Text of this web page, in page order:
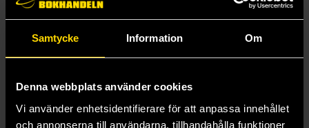
Samtycke Information Om
Denna webbplats använder cookies
Vi använder enhetsidentifierare för att anpassa innehållet
och annonserna till användarna, tillhandahålla funktioner
229 kr
Ghibli: Princess Mononoke
99 kr